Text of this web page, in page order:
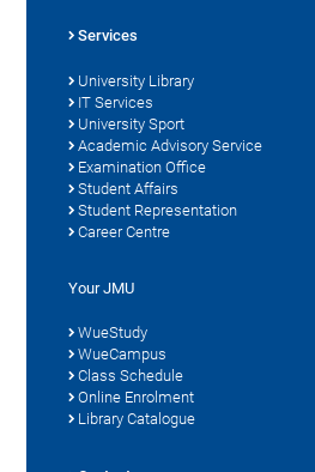
Services
University Library
IT Services
University Sport
Academic Advisory Service
Examination Office
Student Affairs
Student Representation
Career Centre
Your JMU
WueStudy
WueCampus
Class Schedule
Online Enrolment
Library Catalogue